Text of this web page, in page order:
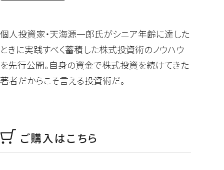
個人投資家・天海源一郎氏がシニア年齢に達した
ときに実践すべく蓄積した株式投資術のノウハウ
を先行公開。自身の資金で株式投資を続けてきた
著者だからこそ言える投資術だ。
ご購入はこちら